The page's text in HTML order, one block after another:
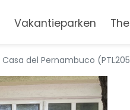
Vakantieparken
Casa del Pernambuco